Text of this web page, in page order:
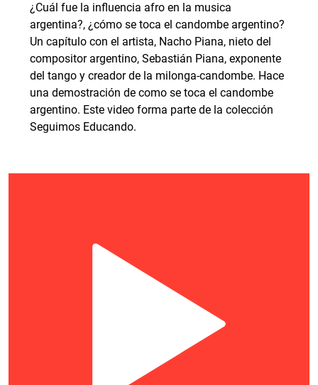
¿Cuál fue la influencia afro en la musica
argentina?, ¿cómo se toca el candombe argentino?
Un capítulo con el artista, Nacho Piana, nieto del
compositor argentino, Sebastián Piana, exponente
del tango y creador de la milonga-candombe. Hace
una demostración de como se toca el candombe
argentino. Este video forma parte de la colección
Seguimos Educando.